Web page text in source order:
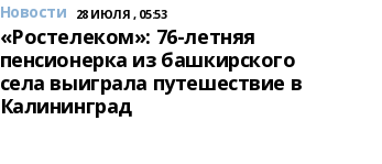
Новости 28 ИЮЛЯ , 05:53
«Ростелеком»: 76-летняя
пенсионерка из башкирского
села выиграла путешествие в
Калининград